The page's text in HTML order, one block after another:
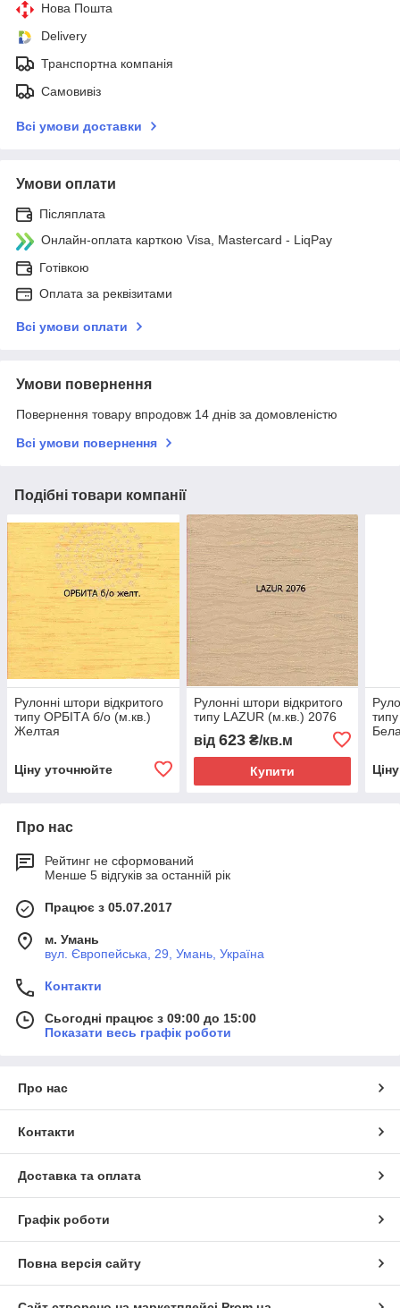
Нова Пошта
Delivery
Транспортна компанія
Самовивіз
Всі умови доставки
Умови оплати
Післяплата
Онлайн-оплата карткою Visa, Mastercard - LiqPay
Готівкою
Оплата за реквізитами
Всі умови оплати
Умови повернення
Повернення товару впродовж 14 днів за домовленістю
Всі умови повернення
Подібні товари компанії
Рулонні штори відкритого
типу ОРБІТА б/о (м.кв.)
Желтая
Ціну уточнюйте
Рулонні штори відкритого
типу LAZUR (м.кв.) 2076
від 623₴/кв.м
Купити
Про нас
Рейтинг не сформований
Менше 5 відгуків за останній рік
Працює з 05.07.2017
м. Умань
вул. Європейська, 29, Умань, Україна
Контакти
Сьогодні працює з 09:00 до 15:00
Показати весь графік роботи
Про нас
Контакти
Доставка та оплата
Графік роботи
Повна версія сайту